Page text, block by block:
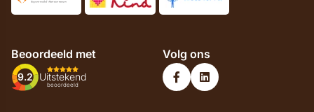
Beoordeeld met
9.2 Uitstekend
beoordeeld
Volg ons